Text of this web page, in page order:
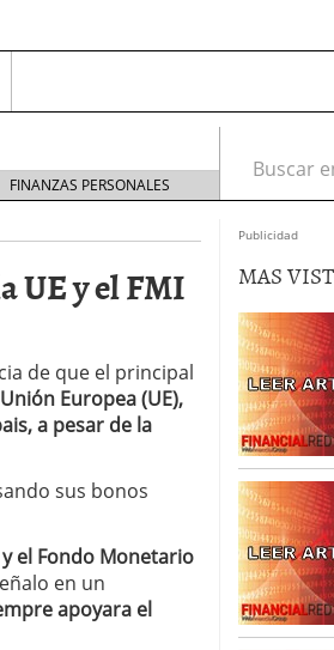
que en el
FINANZAS PERSONALES
Buscar en:
UE y el FMI
de que el principal
Europea (UE),
a pesar de la
sus bonos
el Fondo Monetario
en un
apoyara el
Publicidad
MAS